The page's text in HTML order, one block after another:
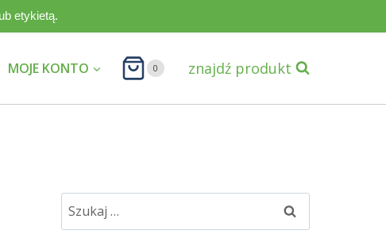
etykietą.
MOJE KONTO 0 znajdź produkt
Szukaj: